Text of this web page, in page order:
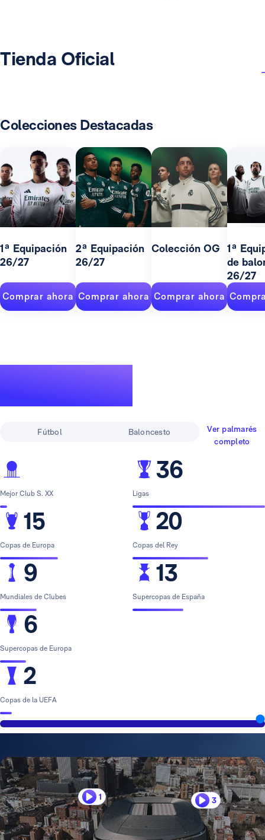
Tienda Oficial
Colecciones Destacadas
1ª Equipación
26/27
Comprar ahora
2ª Equipación
26/27
Comprar ahora
Colección OG
Comprar ahora
1ª
de
26/27
Fútbol Baloncesto
Ver palmarés
completo
Mejor Club S. XX
15
Copas de Europa
9
Mundiales de Clubes
6
Supercopas de Europa
2
Copas de la UEFA
36
Ligas
20
Copas del Rey
13
Supercopas de España
1 3